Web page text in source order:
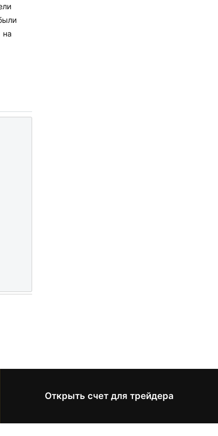
на
Открыть счет для трейдера